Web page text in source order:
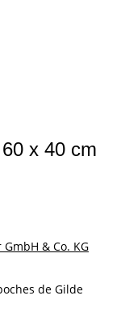
x 40 cm
GmbH & Co. KG
de Gilde